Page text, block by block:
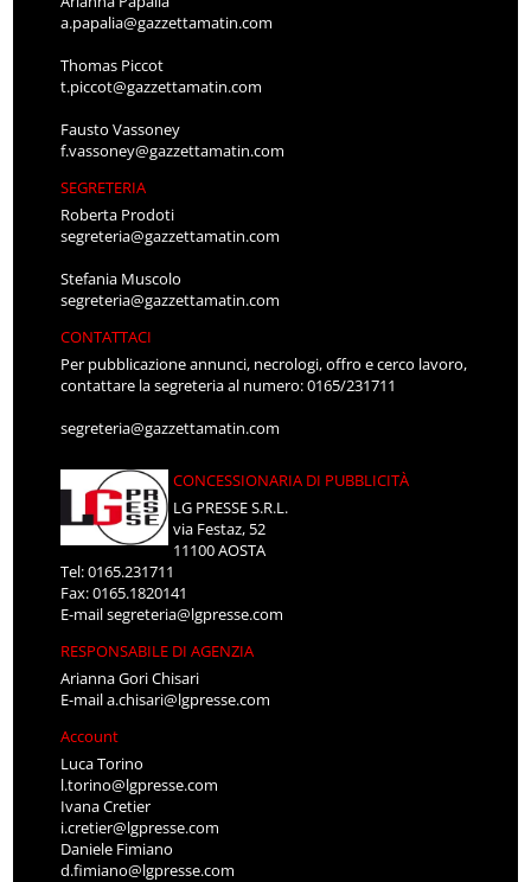
a.papalia@gazzettamatin.com
Thomas Piccot
t.piccot@gazzettamatin.com
Fausto Vassoney
f.vassoney@gazzettamatin.com
SEGRETERIA
Roberta Prodoti
segreteria@gazzettamatin.com
Stefania Muscolo
segreteria@gazzettamatin.com
CONTATTACI
Per pubblicazione annunci, necrologi, offro e cerco lavoro,
contattare la segreteria al numero: 0165/231711
segreteria@gazzettamatin.com
CONCESSIONARIA DI PUBBLICITÀ
LG PRESSE S.R.L.
via Festaz, 52
11100 AOSTA
Tel: 0165.231711
Fax: 0165.1820141
E-mailsegreteria@lgpresse.com
RESPONSABILE DI AGENZIA
Arianna Gori Chisari
E-maila.chisari@lgpresse.com
Account
Luca Torino
l.torino@lgpresse.com
Ivana Cretier
i.cretier@lgpresse.com
Daniele Fimiano
d.fimiano@lgpresse.com